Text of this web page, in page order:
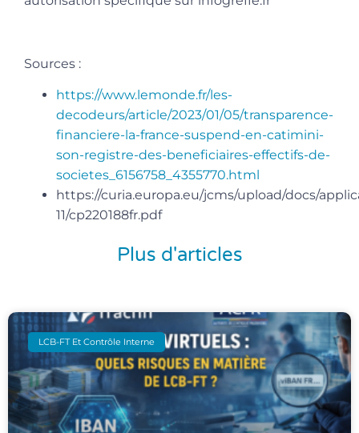
Sources :
https://www.lemonde.fr/les-
decodeurs/article/2023/01/05/transparence-
financiere-la-france-suspend-en-catimini-
son-registre-des-beneficiaires-effectifs-de-
societes_6156758_4355770.html
https://curia.europa.eu/jcms/upload/docs/
11/cp220188fr.pdf
Plus d'articles
LCB-FT Et Contrôle Interne